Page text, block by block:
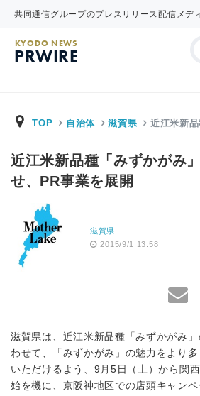
共同通信グループのプレスリリース配信メデ
KYODO NEWS
PRWIRE
TOP 自治体 滋賀県 近江米新
近江米新品種「みずかがみ
せ、PR事業を展開
滋賀県
2015/9/1 13:58
滋賀県は、近江米新品種「みずかがみ
わせて、「みずかがみ」の魅力をより
いただけるよう、9月5日（土）から関
始を機に、京阪神地区での店頭キャン